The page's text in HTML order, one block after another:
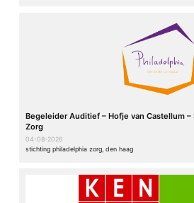
Begeleider Auditief – Hofje van Castellum
Zorg
04-08-2026
stichting philadelphia zorg, den haag